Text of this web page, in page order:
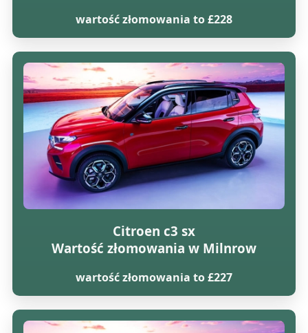
wartość złomowania to £228
Citroen c3 sx
Wartość złomowania w Milnrow
wartość złomowania to £227